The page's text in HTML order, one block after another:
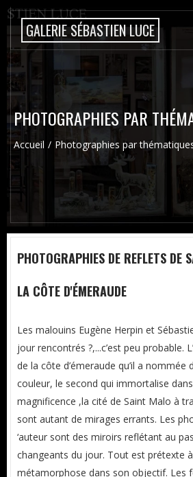
GALERIE SÉBASTIEN LUCE
PHOTOGRAPHIES PAR
Accueil Photographies par
PHOTOGRAPHIES DE REFLETS DE
LA CÔTE D'ÉMERAUDE
Les malouins Eugène Herpin et
jour rencontrés ?,...c’est peu probable.
de la côte d’émeraude qu’il a nommée
couleur, le second qui immortalise
magnificence ,la cité de Saint Malo à
sont autant de mirages errants. Les
‘auteur sont des miroirs reflétant au
changeants du jour. Tout est prétexte
métamorphose dans son objectif. Les